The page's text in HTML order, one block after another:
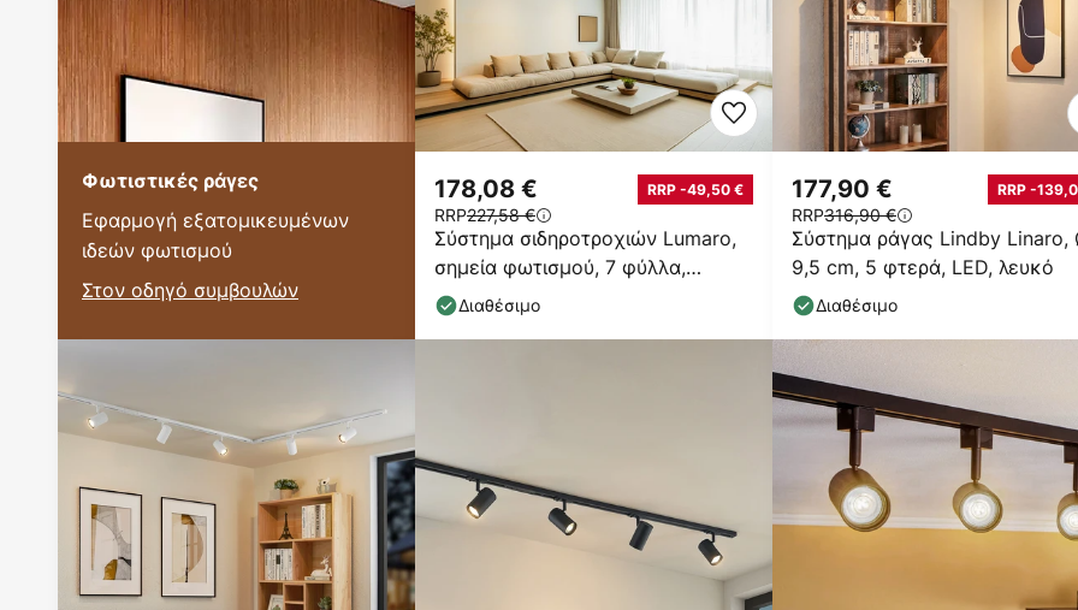
Φωτιστικές ράγες
Εφαρμογή εξατομικευμένων
ιδεών φωτισμού
Στον οδηγό συμβουλών
Σύστημα σιδηροτροχιών Lumaro,
σημεία φωτισμού, 7 φύλλα,
μαύρο, 48 V, ρυθμιζόμενο
178,08 € RRP -49,50 €
RRP227,58 €
Διαθέσιμο
Σύστημα ράγας Lindby Linaro,
9,5 cm, 5 φτερά, LED, λευκό
177,90 € RRP -
RRP316,90 €
Διαθέσιμο